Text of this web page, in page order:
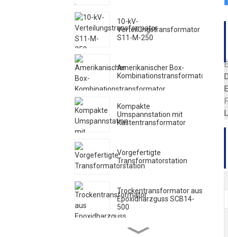
10-kV-
Verteilungstransformator
S11-M-250
Amerikanischer Box-
Kombinationstransformator
Kompakte
Umspannstation mit
Kastentransformator
Vorgefertigte
Transformatorstation
Trockentransformator aus
Epoxidharzguss SCB14-
500
Harzisolierter